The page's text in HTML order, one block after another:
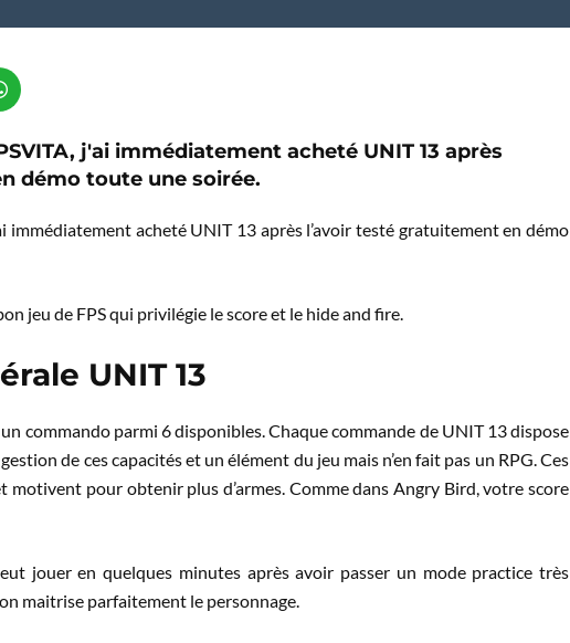
j'ai immédiatement acheté UNIT 13 après
démo toute une soirée.
immédiatement acheté UNIT 13 après l’avoir testé gratuitement en démo
jeu de FPS qui privilégie le score et le hide and fire.
UNIT 13
commando parmi 6 disponibles. Chaque commande de UNIT 13 dispose
de ces capacités et un élément du jeu mais n’en fait pas un RPG. Ces
motivent pour obtenir plus d’armes. Comme dans Angry Bird, votre score
jouer en quelques minutes après avoir passer un mode practice très
maitrise parfaitement le personnage.